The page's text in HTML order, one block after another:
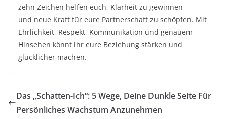
zehn Zeichen helfen euch, Klarheit zu gewinnen
und neue Kraft für eure Partnerschaft zu schöpfen. Mit
Ehrlichkeit, Respekt, Kommunikation und genauem
Hinsehen könnt ihr eure Beziehung stärken und
glücklicher machen.
Das „Schatten-Ich“: 5 Wege, Deine Dunkle Seite Für
Persönliches Wachstum Anzunehmen